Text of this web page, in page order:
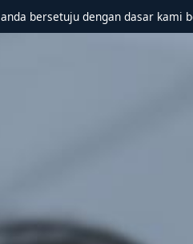
bersetuju dengan dasar kami